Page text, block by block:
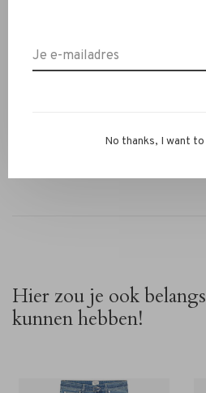
✔ Valt normaal op maat
onze winkel in Alkmaar –
Hier zou je ook
kunnen hebben!
No thanks, I want